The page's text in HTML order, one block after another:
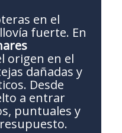
en el
fuerte. En
origen en el
dañadas y
Desde
a entrar
puntuales y